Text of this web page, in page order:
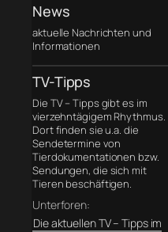
News
aktuelle Nachrichten und
Informationen
TV-Tipps
Die TV – Tipps gibt es im
vierzehntägigem Rhythmus.
Dort finden sie u.a. die
Sendetermine von
Tierdokumentationen bzw.
Sendungen, die sich mit
Tieren beschäftigen.
Unterforen:
Die aktuellen TV – Tipps im